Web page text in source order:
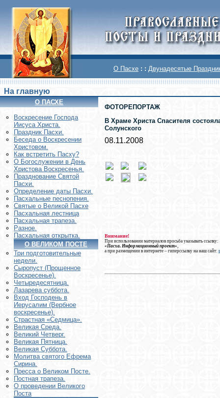
О Пасхе : : Двунадесятые
На главную
О ПАСХЕ
Воскреcение Господа
Иисуса Христа.
Праздник Пасхи.
Беседа о Воскресении
Христовом.
Как встретить Пасху?
О Богослужении в День
Христова Воскресенья.
Празднование Святой
Пасхи.
Определение даты Пасхи.
Пасхальные песнопения.
Святые о Великой Пасхе
Пасхальная лестница
Пасхальная трапеза.
Разное.
Пасхальная открытка.
О ВЕЛИКОМ ПОСТЕ
Три подготовительные
недели.
Сыропуст (Прощенное
Воскресенье).
Четыредесятница.
Лазарева суббота.
Вход Господень в
Иерусалим (Вербное
воскресенье).
Страстная «Седмица».
Великая Среда.
Великий Четверг.
Великая Пятница.
Великая Суббота.
Молитва святого Ефрема
Сирина.
Пресса о Великом Посте.
Постная трапеза.
О проведении Великого
Поста
ФОТОРЕПОРТАЖ
В Храме Христа Спасителя
Солунского
08.11.2008
Внимание!
При использовании материалов просьба указывать ссылку:
«Пасха. Информационный проект»
а при размещении в интернете – гиперссылку на наш сайт: